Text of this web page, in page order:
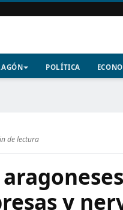
POLÍTICA
de lectura
y